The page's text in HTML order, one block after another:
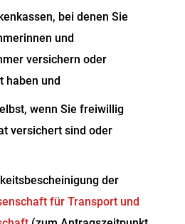
bei denen Sie
und
versichern oder
haben und
wenn Sie freiwillig
versichert sind oder
der
für Transport und